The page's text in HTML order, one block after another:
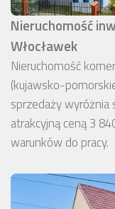
Nieruchomość
Włocławek
Nieruchomość
(kujawsko-
sprzedaży
atrakcyjną ceną 3
warunków do pracy.